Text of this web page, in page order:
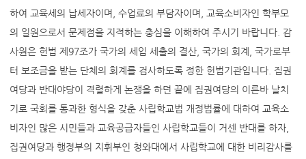
하여 교육세의 납세자이며, 수업료의 부담자이며, 교육소비자인 학부모
의 일원으로서 문제점을 지적하는 충심을 이해하여 주시기 바랍니다. 감
사원은 헌법 제97조가 국가의 세입 세출의 결산, 국가의 회계, 국가로부
터 보조금을 받는 단체의 회계를 검사하도록 정한 헌법기관입니다. 집권
여당과 반대야당이 격렬하게 논쟁을 하던 끝에 집권여당의 이른바 날치
기로 국회를 통과한 형식을 갖춘 사립학교법 개정법률에 대하여 교육소
비자인 많은 시민들과 교육공급자들인 사립학교들이 거센 반대를 하자,
집권여당과 행정부의 지휘부인 청와대에서 사립학교에 대한 비리감사를